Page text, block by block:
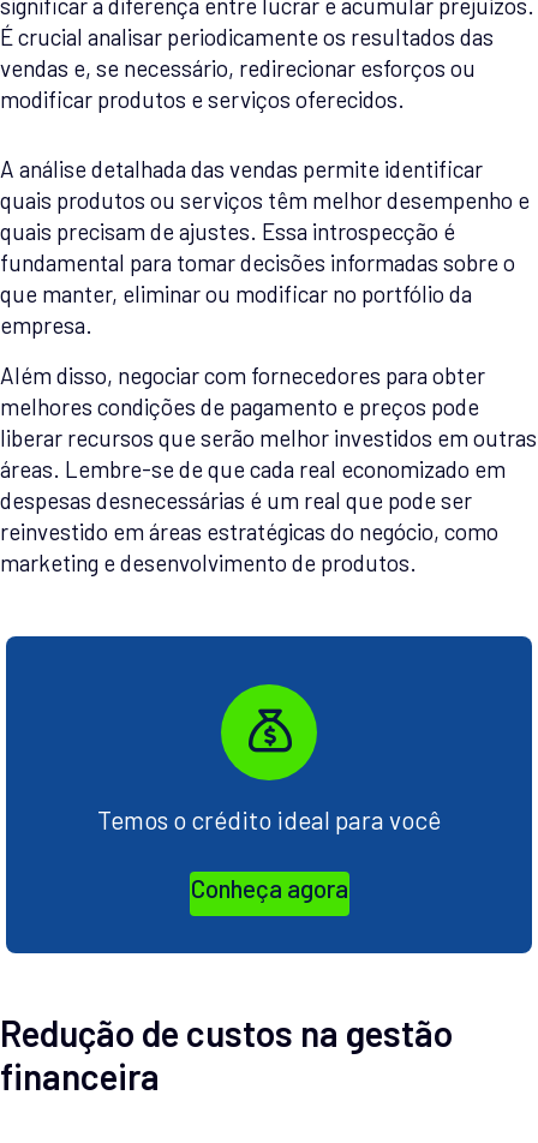
significar a diferença entre lucrar e acumular prejuízos.
É crucial analisar periodicamente os resultados das
vendas e, se necessário, redirecionar esforços ou
modificar produtos e serviços oferecidos.
A análise detalhada das vendas permite identificar
quais produtos ou serviços têm melhor desempenho e
quais precisam de ajustes. Essa introspecção é
fundamental para tomar decisões informadas sobre o
que manter, eliminar ou modificar no portfólio da
empresa.
Além disso, negociar com fornecedores para obter
melhores condições de pagamento e preços pode
liberar recursos que serão melhor investidos em outras
áreas. Lembre-se de que cada real economizado em
despesas desnecessárias é um real que pode ser
reinvestido em áreas estratégicas do negócio, como
marketing e desenvolvimento de produtos.
Temos o crédito ideal para você
Conheça agora
Redução de custos na gestão
financeira